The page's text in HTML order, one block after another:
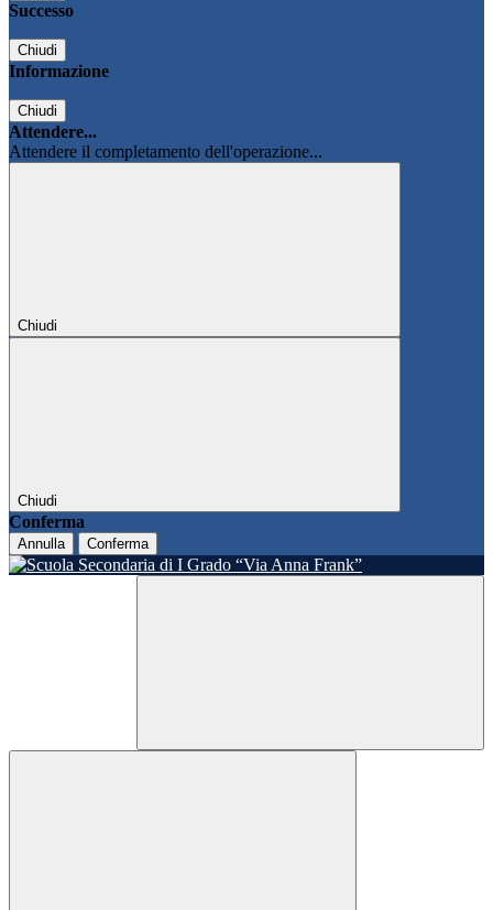
Successo
Chiudi
Informazione
Chiudi
Attendere...
Attendere il completamento dell'operazione...
Chiudi
Chiudi
Conferma
Annulla Conferma